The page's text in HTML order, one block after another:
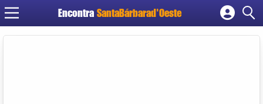
Encontra SantaBárbarad'Oeste
Cadastrar empresa